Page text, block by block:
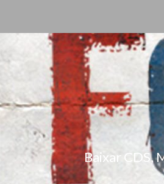
Baixar CDS,